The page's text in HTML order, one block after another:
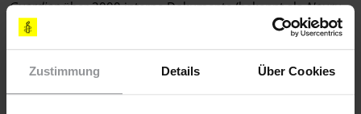
Zustimmung Details Über Cookies
Guardianüber 2000 interne Dokumente (bekannt alsNauru
Files), bei denen es sich um Berichte von Mitarbeitern des
RPC handelte. Die Berichte dokumentierten verschiedene
und Asylsuchende, darunter auch Minderjährige, sowie
Hungerstreiks, Selbstverletzungen und medizinische Notfälle.